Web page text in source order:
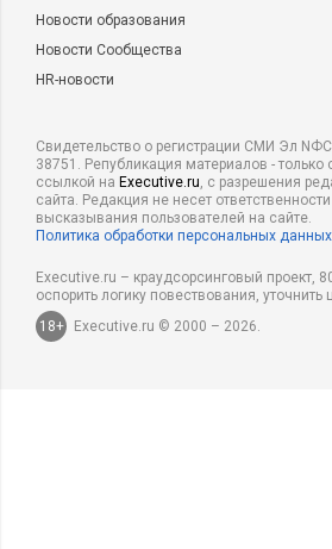
Новости образования
Новости Сообщества
HR-новости
Свидетельство о регистрации СМИ Эл
38751. Републикация материалов - только
ссылкой на Executive.ru, с разрешения
сайта. Редакция не несет ответственности
высказывания пользователей на сайте.
Политика обработки персональных данных
Executive.ru – краудсорсинговый проект,
оспорить логику повествования,
18+
Executive.ru © 2000 – 2026.